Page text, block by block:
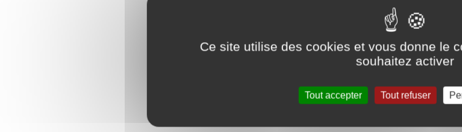
Secrétaire de mairie
Services
Olivier OMERZU
Agent des services
Ce site utilise des cookies et vous donne le
souhaitez activer
Tout accepter Tout refuser